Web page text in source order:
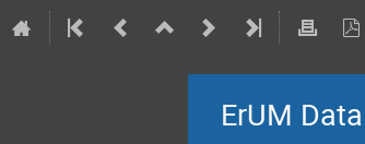
ErUM